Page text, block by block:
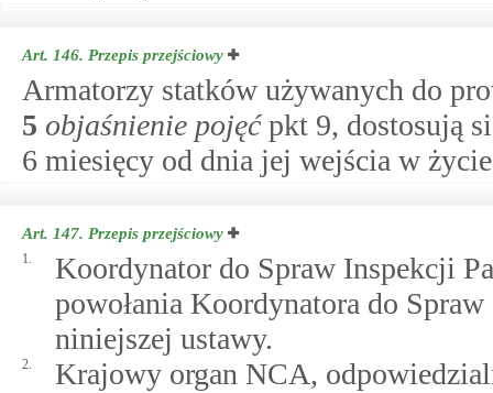
Art. 146. Przepis przejściowy
Armatorzy statków używanych do
5 objaśnienie pojęćpkt 9, dostosują
6 miesięcy od dnia jej wejścia w
Art. 147. Przepis przejściowy
1.
Koordynator do Spraw Inspekcji
powołania Koordynatora do
niniejszej ustawy.
2.
Krajowy organ NCA,